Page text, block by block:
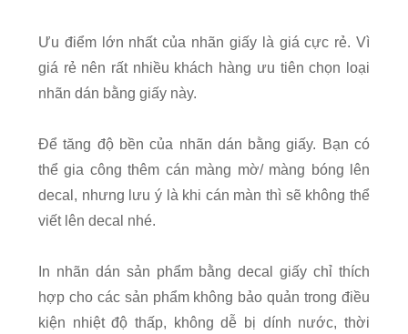
Ưu điểm lớn nhất của nhãn giấy là giá cực rẻ. Vì
giá rẻ nên rất nhiều khách hàng ưu tiên chọn loại
nhãn dán bằng giấy này.
Để tăng độ bền của nhãn dán bằng giấy. Bạn có
thể gia công thêm cán màng mờ/ màng bóng lên
decal, nhưng lưu ý là khi cán màn thì sẽ không thể
viết lên decal nhé.
In nhãn dán sản phẩm bằng decal giấy chỉ thích
hợp cho các sản phẩm không bảo quản trong điều
kiện nhiệt độ thấp, không dễ bị dính nước, thời